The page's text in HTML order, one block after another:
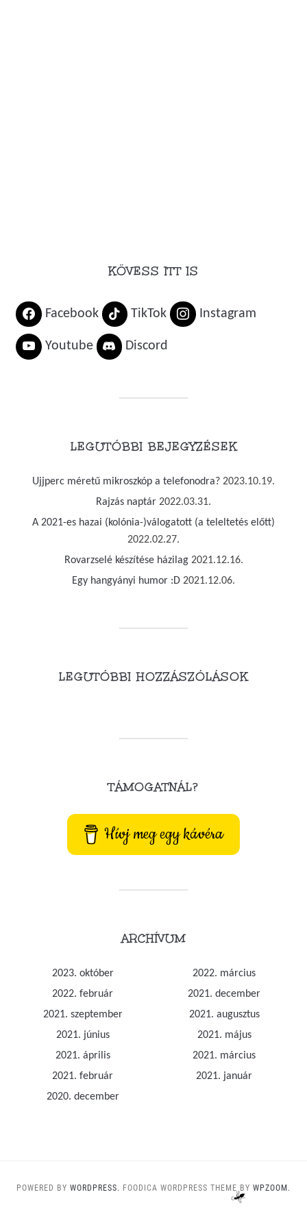
KÖVESS ITT IS
Facebook TikTok Instagram
Youtube Discord
LEGUTÓBBI BEJEGYZÉSEK
Ujjperc méretű mikroszkóp a telefonodra? 2023.10.19.
Rajzás naptár 2022.03.31.
A 2021-es hazai (kolónia-)válogatott (a teleltetés előtt)
2022.02.27.
Rovarzselé készítése házilag 2021.12.16.
Egy hangyányi humor :D 2021.12.06.
LEGUTÓBBI HOZZÁSZÓLÁSOK
TÁMOGATNÁL?
Hívj meg egy kávéra
ARCHÍVUM
2023. október
2022. március
2022. február
2021. december
2021. szeptember
2021. augusztus
2021. június
2021. május
2021. április
2021. március
2021. február
2021. január
2020. december
POWERED BY WORDPRESS. FOODICA WORDPRESS THEME BY WPZOOM.